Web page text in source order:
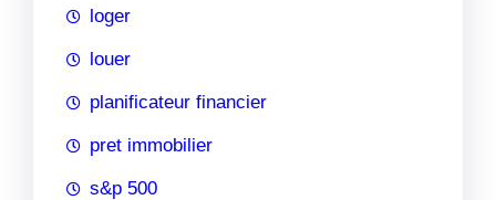
loger
louer
planificateur financier
pret immobilier
s&p 500